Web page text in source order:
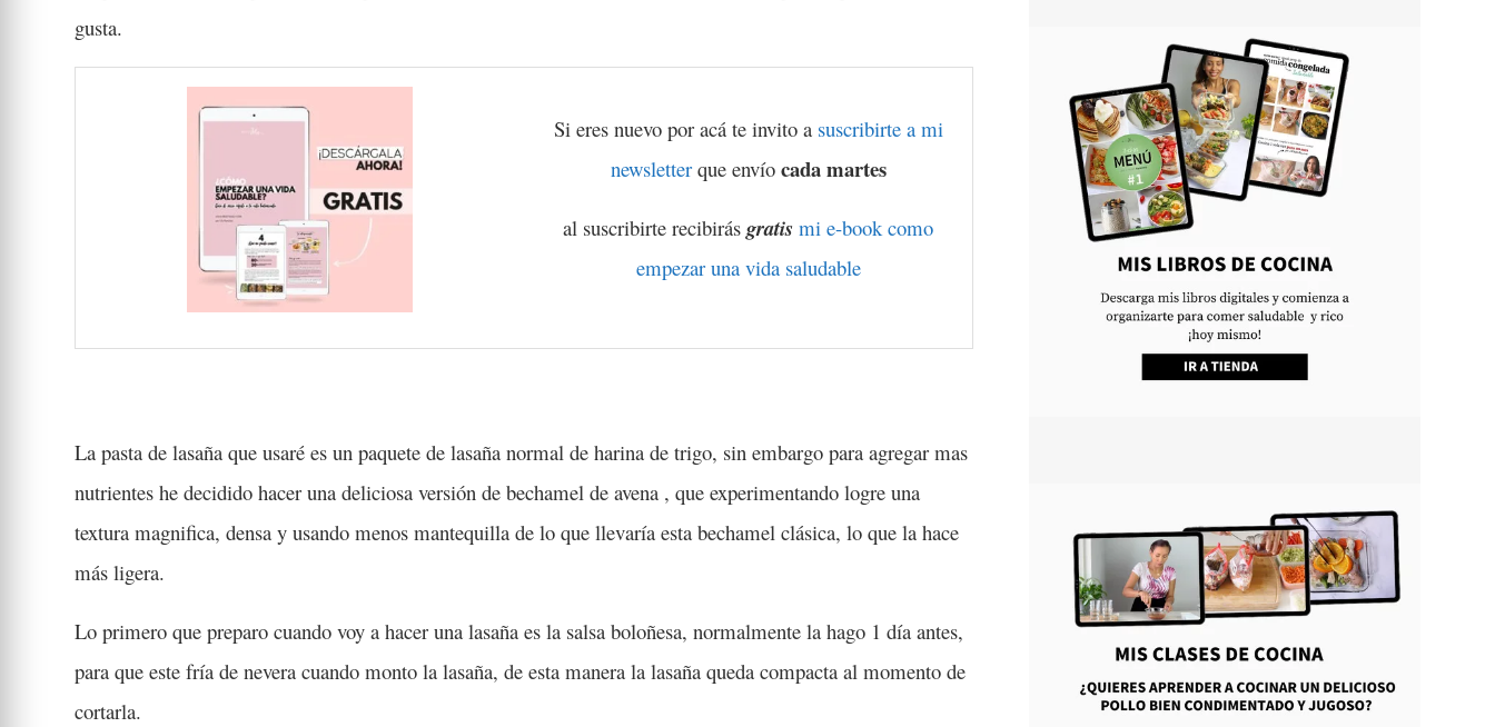
gusta.
Si eres nuevo por acá te invito asuscribirte a mi
newsletterque envío cada martes
al suscribirte recibirásgratis mi e-book como
empezar una vida saludable
La pasta de lasaña que usaré es un paquete de lasaña normal de harina de trigo, sin embargo para agregar mas
nutrientes he decidido hacer una deliciosa versión de bechamel de avena , que experimentando logre una
textura magnifica, densa y usando menos mantequilla de lo que llevaría esta bechamel clásica, lo que la hace
más ligera.
Lo primero que preparo cuando voy a hacer una lasaña es la salsa boloñesa, normalmente la hago 1 día antes,
para que este fría de nevera cuando monto la lasaña, de esta manera la lasaña queda compacta al momento de
cortarla.